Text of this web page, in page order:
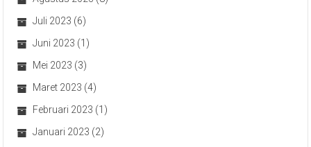
Juli 2023 (6)
Juni 2023 (1)
Mei 2023 (3)
Maret 2023 (4)
Februari 2023 (1)
Januari 2023 (2)